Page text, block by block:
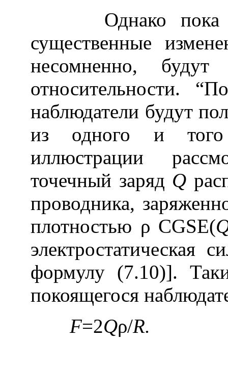
Однако пока мы
существенные
несомненно, будут
относительности.
наблюдатели будут
из одного и
иллюстрации
точечный заряд Q
проводника,
плотностью ρ CGSE(
электростатическая
формулу (7.10)].
покоящегося
F=2Qρ/